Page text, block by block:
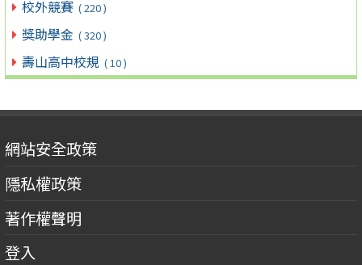
校外競賽 ( 220 )
獎助學金 ( 320 )
壽山高中校規 ( 10 )
網站安全政策
隱私權政策
著作權聲明
登入